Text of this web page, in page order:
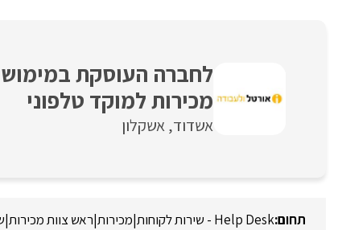
לחברה העוסקת במימוש
מכירות למוקד טלפוני
אשדוד אשקלון
Help Desk - שירות לקוחות |מכירות|ראש צוות מכירות|